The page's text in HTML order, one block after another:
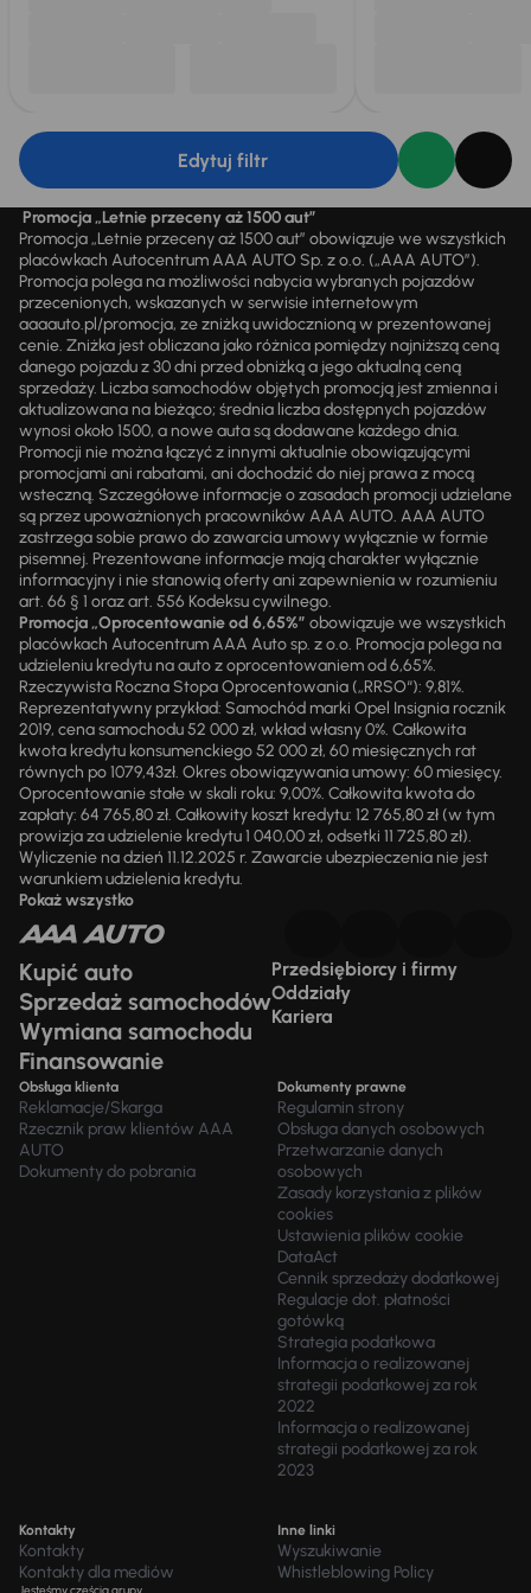
Edytuj filtr
Promocja „Letnie przeceny aż 1500 aut”
Promocja „Letnie przeceny aż 1500 aut” obowiązuje we wszystkich
placówkach Autocentrum AAA AUTO Sp. z o.o. („AAA AUTO”).
Promocja polega na możliwości nabycia wybranych pojazdów
przecenionych, wskazanych w serwisie internetowym
aaaauto.pl/promocja, ze zniżką uwidocznioną w prezentowanej
cenie. Zniżka jest obliczana jako różnica pomiędzy najniższą ceną
danego pojazdu z 30 dni przed obniżką a jego aktualną ceną
sprzedaży. Liczba samochodów objętych promocją jest zmienna i
aktualizowana na bieżąco; średnia liczba dostępnych pojazdów
wynosi około 1500, a nowe auta są dodawane każdego dnia.
Promocji nie można łączyć z innymi aktualnie obowiązującymi
promocjami ani rabatami, ani dochodzić do niej prawa z mocą
wsteczną. Szczegółowe informacje o zasadach promocji udzielane
są przez upoważnionych pracowników AAA AUTO. AAA AUTO
zastrzega sobie prawo do zawarcia umowy wyłącznie w formie
pisemnej. Prezentowane informacje mają charakter wyłącznie
informacyjny i nie stanowią oferty ani zapewnienia w rozumieniu
art. 66 § 1 oraz art. 556 Kodeksu cywilnego.
Promocja „Oprocentowanie od 6,65%” obowiązuje we wszystkich
placówkach Autocentrum AAA Auto sp. z o.o. Promocja polega na
udzieleniu kredytu na auto z oprocentowaniem od 6,65%.
Rzeczywista Roczna Stopa Oprocentowania („RRSO“): 9,81%.
Reprezentatywny przykład: Samochód marki Opel Insignia rocznik
2019, cena samochodu 52 000 zł, wkład własny 0%. Całkowita
kwota kredytu konsumenckiego 52 000 zł, 60 miesięcznych rat
równych po 1079,43zł. Okres obowiązywania umowy: 60 miesięcy.
Oprocentowanie stałe w skali roku: 9,00%. Całkowita kwota do
zapłaty: 64 765,80 zł. Całkowity koszt kredytu: 12 765,80 zł (w tym
prowizja za udzielenie kredytu 1 040,00 zł, odsetki 11 725,80 zł).
Wyliczenie na dzień 11.12.2025 r. Zawarcie ubezpieczenia nie jest
warunkiem udzielenia kredytu.
Pokaż wszystko
Kupić auto
Sprzedaż samochodów
Wymiana samochodu
Finansowanie
Przedsiębiorcy i firmy
Oddziały
Kariera
Obsługa klienta
Reklamacje/Skarga
Rzecznik praw klientów AAA
AUTO
Dokumenty do pobrania
Dokumenty prawne
Regulamin strony
Obsługa danych osobowych
Przetwarzanie danych
osobowych
Zasady korzystania z plików
cookies
Ustawienia plików cookie
DataAct
Cennik sprzedaży dodatkowej
Regulacje dot. płatności
gotówką
Strategia podatkowa
Informacja o realizowanej
strategii podatkowej za rok
2022
Informacja o realizowanej
strategii podatkowej za rok
2023
Kontakty
Kontakty
Kontakty dla mediów
Inne linki
Wyszukiwanie
Whistleblowing Policy